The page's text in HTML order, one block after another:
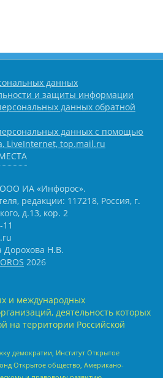
данных
и защиты информации
данных обратной
данных с помощью
LiveInternet, top.mail.ru
ООО ИА «Инфорос».
редакции: 117218, Россия, г.
д.13, кор. 2
Дорохова Н.В.
2026
и международных
деятельность которых
на территории Российской
демократии, Институт Открытое
Открытое общество, Американо-